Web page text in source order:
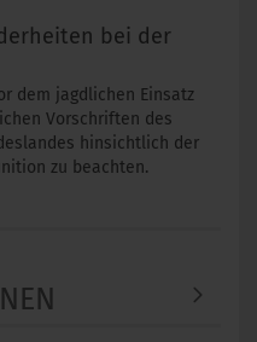
bei der
dem jagdlichen Einsatz
Vorschriften des
hinsichtlich der
zu beachten.